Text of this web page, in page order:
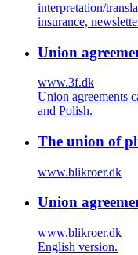
interpretation/
insurance,
Union
www.3f.dk
Union agreements
and Polish.
The union of
www.blikroer.dk
Union
www.blikroer.dk
English version.